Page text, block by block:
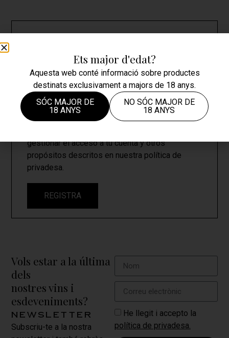
S'enviarà un enllaç per establir una nova
contrasenya a la vostra adreça electrònica.
Tus datos personales se utilizarán para procesar
gestionar el acceso a tu cuenta y otros
propósitos descritos en nuestra política de
privadesa
REGISTRA
Vols estar a la última
dels
nostres vins i
esdeveniments?
newsletter
Subscriu-te a la nostra
He llegit i accepto la
política de privadesa.
Ets major d'edat?
Aquesta web conté informació sobre productes
destinats exclusivament a majors de 18 anys.
SÓC MAJOR DE
18 ANYS
NO SÓC MAJOR DE
18 ANYS